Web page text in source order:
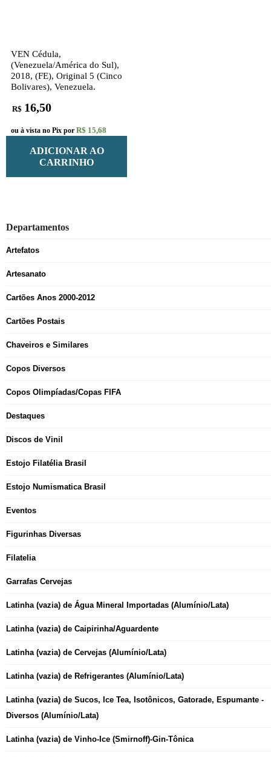
VEN Cédula,
(Venezuela/América do Sul),
2018, (FE), Original 5 (Cinco
Bolivares), Venezuela.
R$ 16,50
ou à vista no Pix por R$ 15,68
ADICIONAR AO
CARRINHO
Departamentos
Artefatos
Artesanato
Cartões Anos 2000-2012
Cartões Postais
Chaveiros e Similares
Copos Diversos
Copos Olimpíadas/Copas FIFA
Destaques
Discos de Vinil
Estojo Filatélia Brasil
Estojo Numismatica Brasil
Eventos
Figurinhas Diversas
Filatelia
Garrafas Cervejas
Latinha (vazia) de Água Mineral Importadas (Alumínio/Lata)
Latinha (vazia) de Caipirinha/Aguardente
Latinha (vazia) de Cervejas (Alumínio/Lata)
Latinha (vazia) de Refrigerantes (Alumínio/Lata)
Latinha (vazia) de Sucos, Ice Tea, Isotônicos, Gatorade, Espumante -
Diversos (Alumínio/Lata)
Latinha (vazia) de Vinho-Ice (Smirnoff)-Gin-Tônica